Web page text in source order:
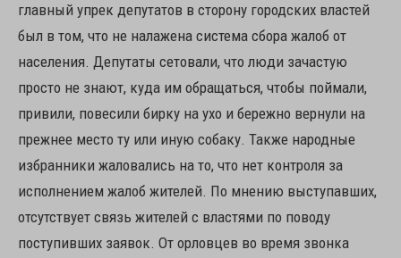
главный упрек депутатов в сторону городских властей
был в том, что не налажена система сбора жалоб от
населения. Депутаты сетовали, что люди зачастую
просто не знают, куда им обращаться, чтобы поймали,
привили, повесили бирку на ухо и бережно вернули на
прежнее место ту или иную собаку. Также народные
избранники жаловались на то, что нет контроля за
исполнением жалоб жителей. По мнению выступавших,
отсутствует связь жителей с властями по поводу
поступивших заявок. От орловцев во время звонка